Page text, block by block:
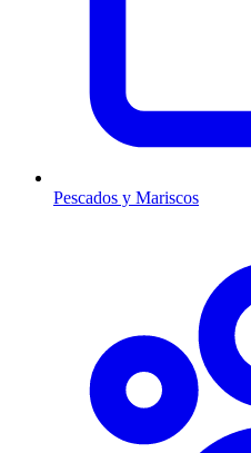
Pescados y Mariscos